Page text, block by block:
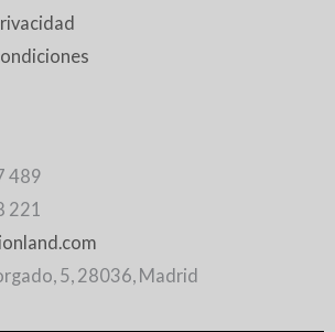
489
221
5, 28036, Madrid